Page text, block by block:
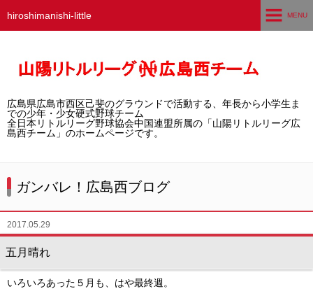
hiroshimanishi-little
広島県広島市西区己斐のグラウンドで活動する、年長から小学生ま
での少年・少女硬式野球チーム
全日本リトルリーグ野球協会中国連盟所属の「山陽リトルリーグ広
島西チーム」のホームページです。
MENU
広島西チームとは
選手募集／体験・見学
試合結果
想い出アルバム
ガンバレ！広島西ブログ
2017.05.29
五月晴れ
いろいろあった５月も、はや最終週。